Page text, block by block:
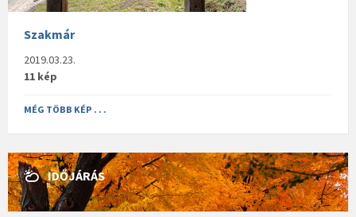
Szakmár
2019.03.23.
11 kép
MÉG TÖBB KÉP . . .
IDŐJÁRÁS